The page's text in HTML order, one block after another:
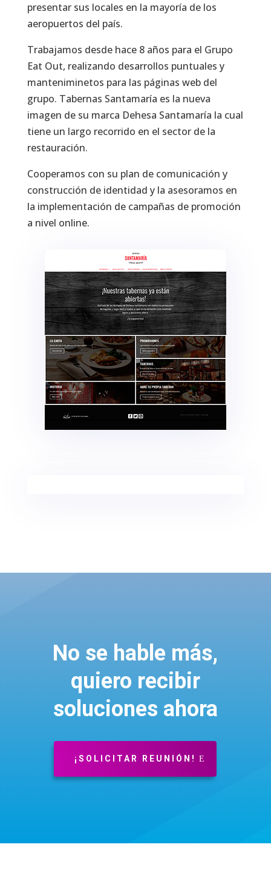
presentar sus locales en la mayoría de los
aeropuertos del país.
Trabajamos desde hace 8 años para el Grupo
Eat Out, realizando desarrollos puntuales y
manteniminetos para las páginas web del
grupo. Tabernas Santamaría es la nueva
imagen de su marca Dehesa Santamaría la cual
tiene un largo recorrido en el sector de la
restauración.
Cooperamos con su plan de comunicación y
construcción de identidad y la asesoramos en
la implementación de campañas de promoción
a nivel online.
No se hable más,
quiero recibir
soluciones ahora
¡SOLICITAR REUNIÓN!